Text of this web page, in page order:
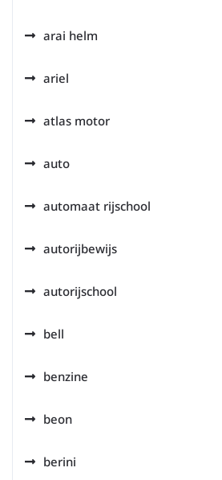
arai helm
ariel
atlas motor
auto
automaat rijschool
autorijbewijs
autorijschool
bell
benzine
beon
berini